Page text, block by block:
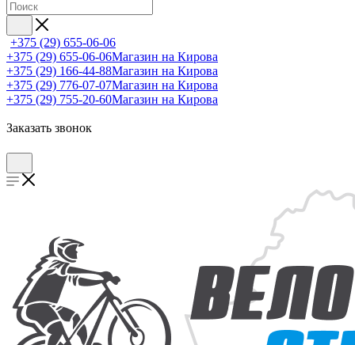
+375 (29) 655-06-06
+375 (29) 655-06-06Магазин на Кирова
+375 (29) 166-44-88Магазин на Кирова
+375 (29) 776-07-07Магазин на Кирова
+375 (29) 755-20-60Магазин на Кирова
Заказать звонок